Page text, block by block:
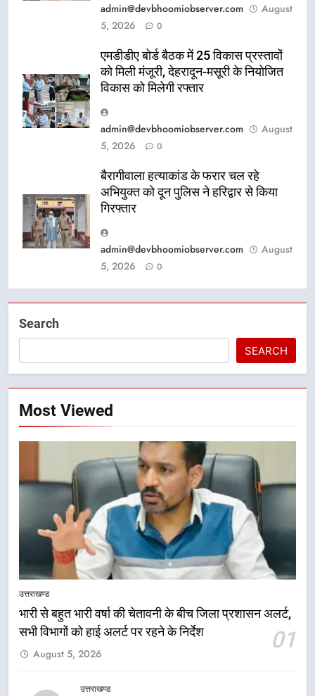
admin@devbhoomiobserver.com
August
5, 2026
0
एमडीडीए बोर्ड बैठक में 25 विकास प्रस्तावों
को मिली मंजूरी, देहरादून-मसूरी के नियोजित
विकास को मिलेगी रफ्तार
admin@devbhoomiobserver.com
August
5, 2026
0
बैरागीवाला हत्याकांड के फरार चल रहे
अभियुक्त को दून पुलिस ने हरिद्वार से किया
गिरफ्तार
admin@devbhoomiobserver.com
August
5, 2026
0
Search
SEARCH
Most Viewed
उत्तराखण्ड
भारी से बहुत भारी वर्षा की चेतावनी के बीच जिला प्रशासन अलर्ट,
सभी विभागों को हाई अलर्ट पर रहने के निर्देश
01
August 5, 2026
उत्तराखण्ड
सीसीटीवी, ड्रोन और स्वास्थ्य सेवाओं के
बीच शिवभक्तों के लिए बनाया सुरक्षित
कांवड़ मार्ग
उत्तराखण्ड